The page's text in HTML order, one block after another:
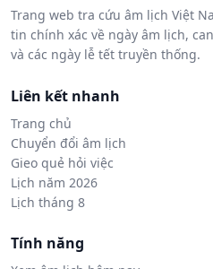
Trang web tra cứu âm lịch Việt
tin chính xác về ngày âm lịch,
và các ngày lễ tết truyền thống.
Liên kết nhanh
Trang chủ
Chuyển đổi âm lịch
Gieo quẻ hỏi việc
Lịch năm 2026
Lịch tháng 8
Tính năng